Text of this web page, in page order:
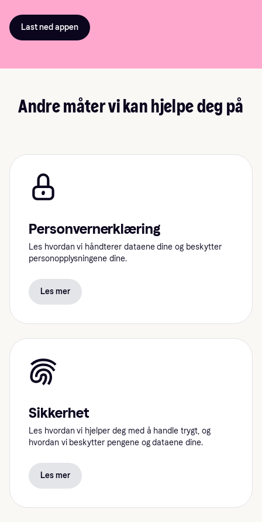
Last ned appen
Andre måter vi kan hjelpe deg på
Personvernerklæring
Les hvordan vi håndterer dataene dine og beskytter
personopplysningene dine.
Les mer
Sikkerhet
Les hvordan vi hjelper deg med å handle trygt, og
hvordan vi beskytter pengene og dataene dine.
Les mer